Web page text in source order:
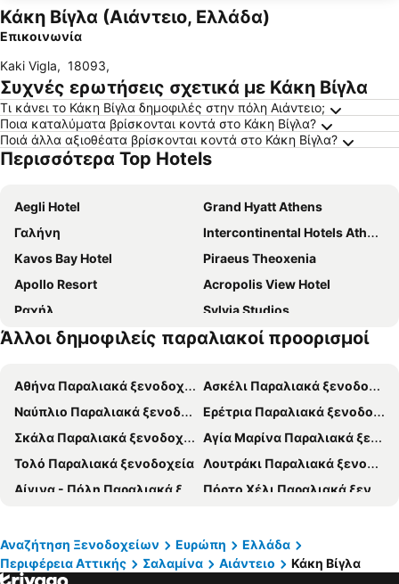
Κάκη Βίγλα (Αιάντειο, Ελλάδα)
Επικοινωνία
Kaki Vigla, 18093,
Συχνές ερωτήσεις σχετικά με Κάκη Βίγλα
Τι κάνει το Κάκη Βίγλα δημοφιλές στην πόλη Αιάντειο;
Ποια καταλύματα βρίσκονται κοντά στο Κάκη Βίγλα?
Ποιά άλλα αξιοθέατα βρίσκονται κοντά στο Κάκη Βίγλα?
Περισσότερα Top Hotels
Aegli Hotel
Grand Hyatt Athens
Γαλήνη
Intercontinental Hotels Athenaeum Athens By Ihg
Kavos Bay Hotel
Piraeus Theoxenia
Apollo Resort
Acropolis View Hotel
Ραχήλ
Sylvia Studios
Hotel Myrmidon
Hotel Avra
Δανάη
Mistral
Vagia Traditional Hotel
Olympic Hotel
Hotel Galaxy
Anita Hotel
Filon
GOLDEN BEACH
Captain's Rooms
The Park Hotel Piraeus
blue Hotel
Okupa
Athens Avenue Hotel
LUX Hotel
Άλλοι δημοφιλείς παραλιακοί προορισμοί
Αθήνα Παραλιακά ξενοδοχεία
Ασκέλι Παραλιακά ξενοδοχεία
Ναύπλιο Παραλιακά ξενοδοχεία
Ερέτρια Παραλιακά ξενοδοχεία
Σκάλα Παραλιακά ξενοδοχεία
Αγία Μαρίνα Παραλιακά ξενοδοχεία
Τολό Παραλιακά ξενοδοχεία Λουτράκι Παραλιακά ξενοδοχεία
Αίγινα - Πόλη Παραλιακά ξενοδοχεία
Πόρτο Χέλι Παραλιακά ξενοδοχεία
Ύδρα Παραλιακά ξενοδοχεία
Ξυλόκαστρο Παραλιακά ξενοδοχεία
Σπέτσες Παραλιακά ξενοδοχεία
Μέθανα Παραλιακά ξενοδοχεία
Αναζήτηση Ξενοδοχείων Ευρώπη
Ελλάδα
Περιφέρεια Αττικής
Σαλαμίνα Αιάντειο Κάκη Βίγλα